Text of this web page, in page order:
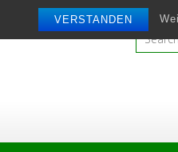
VERSTANDEN